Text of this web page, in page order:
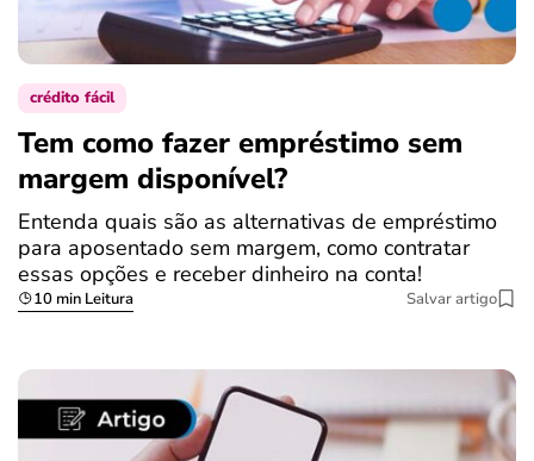
crédito fácil
Tem como fazer empréstimo sem
margem disponível?
Entenda quais são as alternativas de empréstimo
para aposentado sem margem, como contratar
essas opções e receber dinheiro na conta!
10 min Leitura Salvar artigo